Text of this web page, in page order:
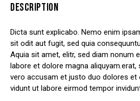
DESCRIPTION
Dicta sunt explicabo. Nemo enim
sit odit aut fugit, sed quia
Aquia sit amet, elitr, sed diam nonum
labore et dolore magna
vero accusam et justo duo dolores et
vidunt ut labore eirmod tempor